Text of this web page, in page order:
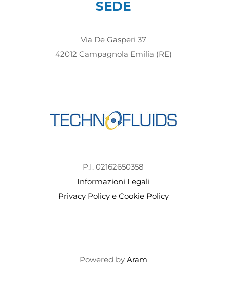
SEDE
Via De Gasperi 37
42012 Campagnola Emilia (RE)
P.I. 02162650358
Informazioni Legali
Privacy Policy e Cookie Policy
Powered by Aram